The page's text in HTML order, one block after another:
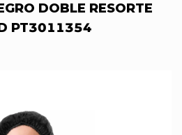
DOBLE RESORTE
PT3011354